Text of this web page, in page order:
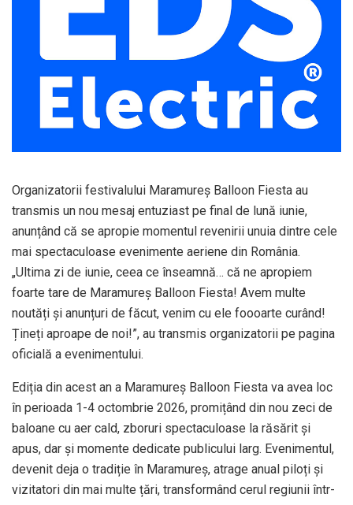
Organizatorii festivalului Maramureș Balloon Fiesta au
transmis un nou mesaj entuziast pe final de lună iunie,
anunțând că se apropie momentul revenirii unuia dintre cele
mai spectaculoase evenimente aeriene din România.
„Ultima zi de iunie, ceea ce înseamnă… că ne apropiem
foarte tare de Maramureș Balloon Fiesta! Avem multe
noutăți și anunțuri de făcut, venim cu ele foooarte curând!
Țineți aproape de noi!”, au transmis organizatorii pe pagina
oficială a evenimentului.
Ediția din acest an a Maramureș Balloon Fiesta va avea loc
în perioada 1-4 octombrie 2026, promițând din nou zeci de
baloane cu aer cald, zboruri spectaculoase la răsărit și
apus, dar și momente dedicate publicului larg. Evenimentul,
devenit deja o tradiție în Maramureș, atrage anual piloți și
vizitatori din mai multe țări, transformând cerul regiunii într-